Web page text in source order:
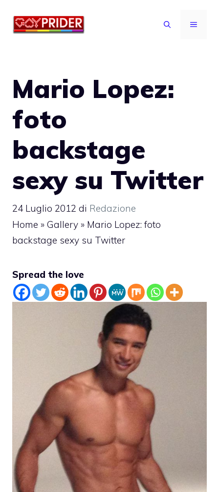
MENU
Mario Lopez:
foto
backstage
sexy su Twitter
24 Luglio 2012 di Redazione
Home » Gallery » Mario Lopez: foto
backstage sexy su Twitter
Spread the love